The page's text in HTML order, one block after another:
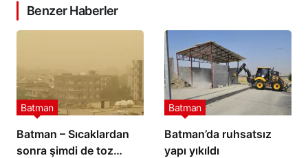
Benzer Haberler
Batman – Sıcaklardan
sonra şimdi de toz
Batman
Batman’da ruhsatsız
yapı yıkıldı
Batman